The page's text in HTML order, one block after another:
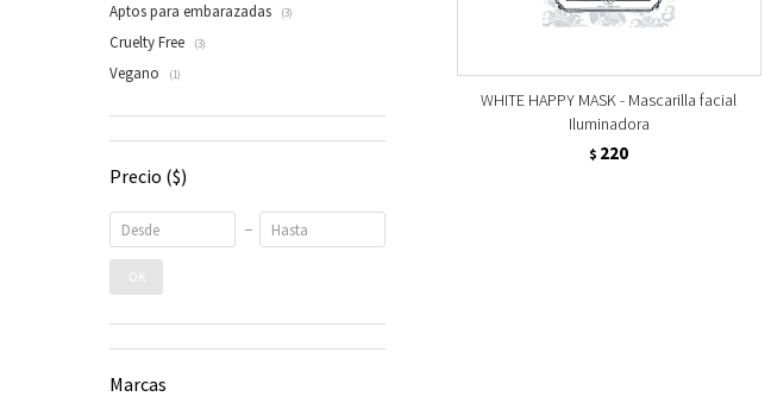
WHITE HAPPY MASK - Mascarilla facial
Iluminadora
$ 220
Aptos para embarazadas (3)
Cruelty Free (3)
Vegano (1)
Precio ($)
OK
Marcas